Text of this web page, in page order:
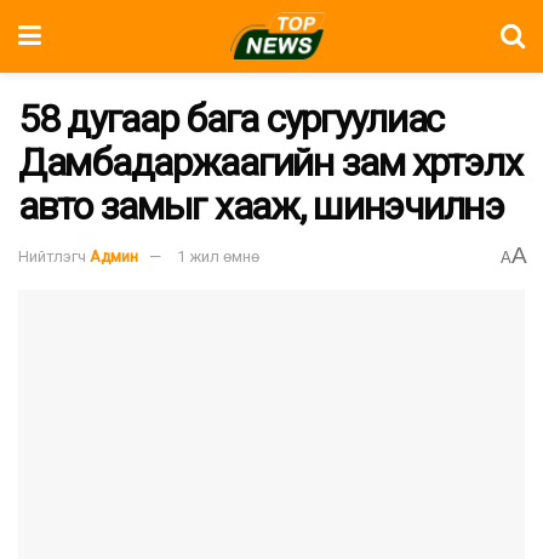
58 дугаар бага сургуулиас
Дамбадаржаагийн зам хүртэлх
авто замыг хааж, шинэчилнэ
Нийтлэгч Админ 1 жил өмнө AA